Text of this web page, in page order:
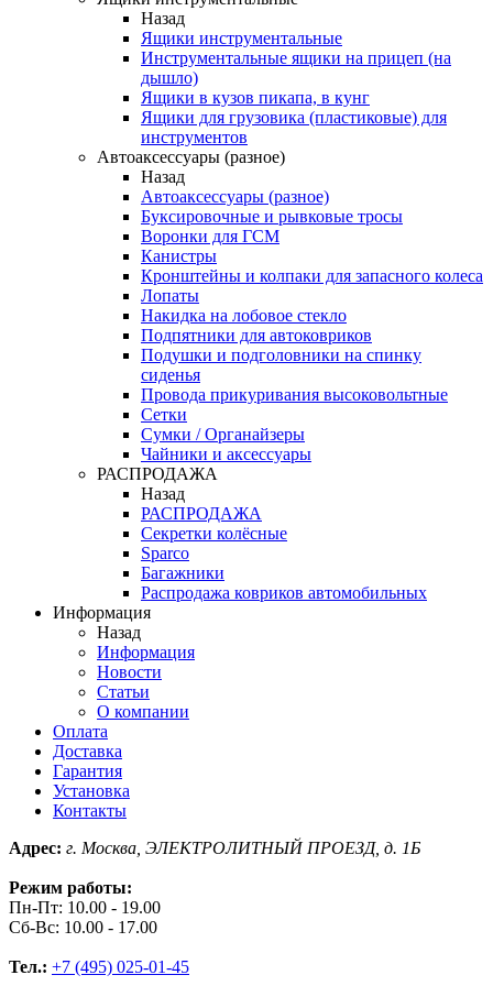
Назад
Ящики инструментальные
Инструментальные ящики на прицеп (на
дышло)
Ящики в кузов пикапа, в кунг
Ящики для грузовика (пластиковые) для
инструментов
Автоаксессуары (разное)
Назад
Автоаксессуары (разное)
Буксировочные и рывковые тросы
Воронки для ГСМ
Канистры
Кронштейны и колпаки для запасного колеса
Лопаты
Накидка на лобовое стекло
Подпятники для автоковриков
Подушки и подголовники на спинку
сиденья
Провода прикуривания высоковольтные
Сетки
Сумки / Органайзеры
Чайники и аксессуары
РАСПРОДАЖА
Назад
РАСПРОДАЖА
Секретки колёсные
Sparco
Багажники
Распродажа ковриков автомобильных
Информация
Назад
Информация
Новости
Статьи
О компании
Оплата
Доставка
Гарантия
Установка
Контакты
Адрес: г. Москва, ЭЛЕКТРОЛИТНЫЙ ПРОЕЗД, д. 1Б
Режим работы:
Пн-Пт: 10.00 - 19.00
Сб-Вс: 10.00 - 17.00
Тел.: +7 (495) 025-01-45